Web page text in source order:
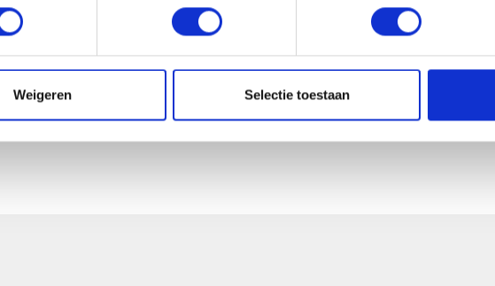
Weigeren Selectie toestaan
EPDM COMPLEET PAKKET
BODEMLIJM AFMETING 4,58 X 9,00
METER MET STADSUITLOOP
1-4 dagen levertijd
EPDM COMPLEET PAKKET
BODEMLIJM AFMETING
METER MET STADSUITLOOP
1-4 dagen levertijd